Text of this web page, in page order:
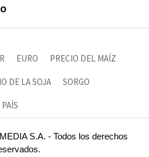
EURO PRECIO DEL MAÍZ
DE LA SOJA SORGO
S.A. - Todos los derechos